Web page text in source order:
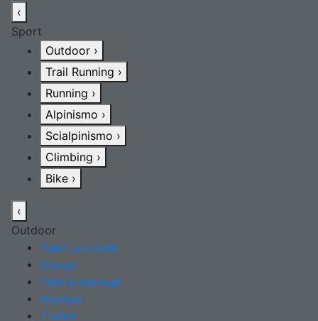
‹
Sport
Outdoor ›
Trail Running ›
Running ›
Alpinismo ›
Scialpinismo ›
Climbing ›
Bike ›
‹
Outdoor
Tutti i prodotti
Scarpe
Zaini e marsupi
Occhiali
T-shirt